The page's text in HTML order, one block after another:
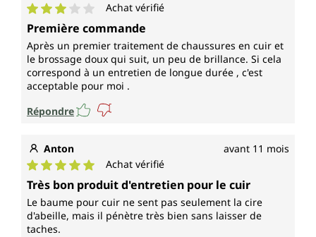
Note moyenne de 3 sur 5 étoiles
Achat vérifié
Première commande
Après un premier traitement de chaussures en cuir et
le brossage doux qui suit, un peu de brillance. Si cela
correspond à un entretien de longue durée , c'est
acceptable pour moi .
Répondre
Anton avant 11 mois
Note moyenne de 5 sur 5 étoiles
Achat vérifié
Très bon produit d'entretien pour le cuir
Le baume pour cuir ne sent pas seulement la cire
d'abeille, mais il pénètre très bien sans laisser de
taches.